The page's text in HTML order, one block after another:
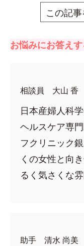
この記
お悩みにお答え
相談員 大山 香
日本産婦人科
ヘルスケア専
フクリニック
くの女性と向
るく気さくな雰
助手 清水 尚美